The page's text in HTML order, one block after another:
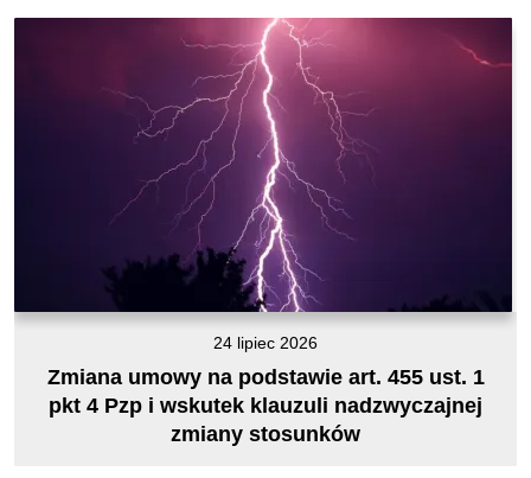
24 lipiec 2026
Zmiana umowy na podstawie art. 455 ust. 1
pkt 4 Pzp i wskutek klauzuli nadzwyczajnej
zmiany stosunków